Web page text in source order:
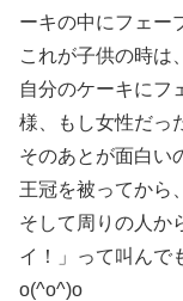
ーキの中にフェー
これが子供の時
自分のケーキにフ
様、もし女性だっ
そのあとが面白い
王冠を被ってから
そして周りの人か
イ！」って叫んで
o(^o^)o